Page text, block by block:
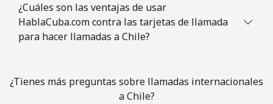
¿Cuáles son las ventajas de usar
HablaCuba.com contra las tarjetas de llamada
para hacer llamadas a Chile?
¿Tienes más preguntas sobre llamadas internacionales
a Chile?